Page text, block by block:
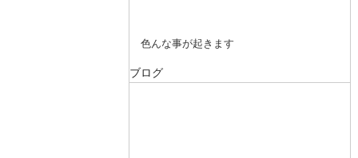
色んな事が起きます
ブログ